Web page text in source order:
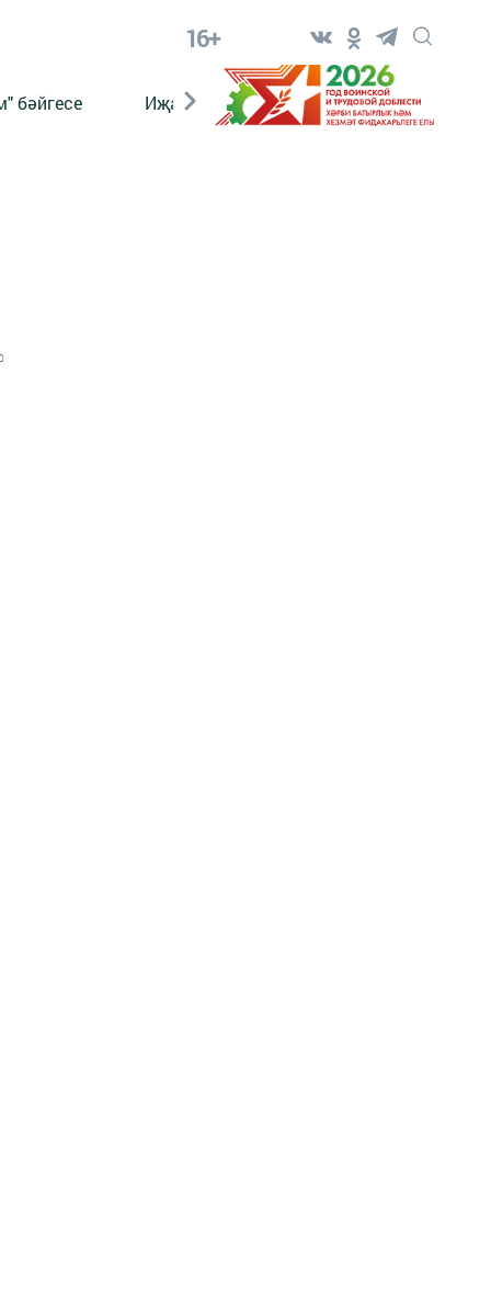
16+
бәйгесе Иҗат Реклама Онлайн